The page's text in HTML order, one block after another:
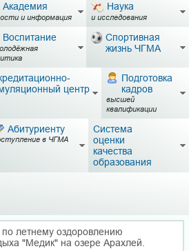
Академия
и информация
Наука
и исследования
Воспитание
Спортивная
жизнь ЧГМА
центр
Подготовка
кадров
высшей
квалификации
Абитуриенту
в ЧГМА
Система
оценки
качества
образования
летнему оздоровлению
"Медик" на озере Арахлей.